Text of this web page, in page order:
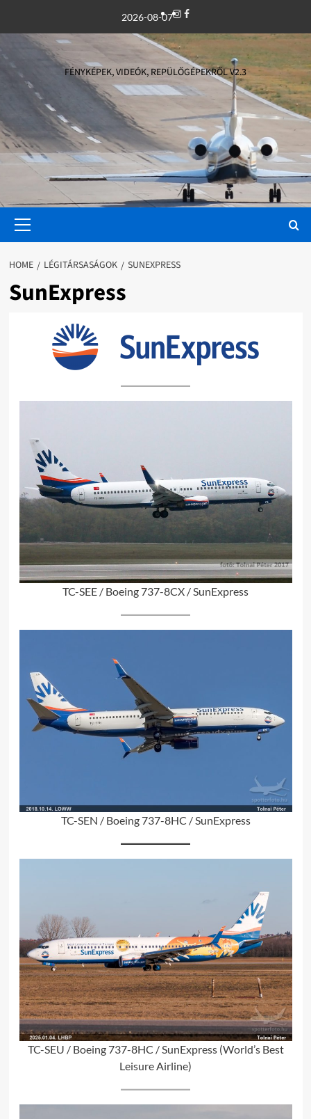
content
2026-08-07Instagram
Facebook
FÉNYKÉPEK, VIDEÓK, REPÜLŐGÉPEKRŐL V2.3
Menu
HOME LÉGITÁRSASÁGOK SUNEXPRESS
SunExpress
TC-SEE / Boeing 737-8CX / SunExpress
TC-SEN / Boeing 737-8HC / SunExpress
TC-SEU / Boeing 737-8HC / SunExpress (World’s Best
Leisure Airline)